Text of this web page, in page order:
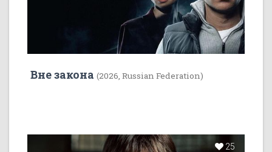
Вне закона (2026, Russian Federation)
25